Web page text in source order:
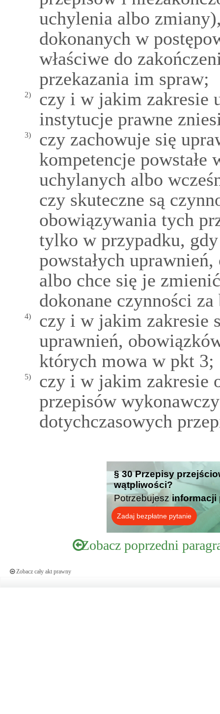
uchylenia albo
dokonanych w
właściwe do
przekazania im spraw;
2)
czy i w jakim zakresie
instytucje prawne
3)
czy zachowuje się
kompetencje powstałe
uchylanych albo
czy skuteczne są
obowiązywania tych
tylko w przypadku,
powstałych
albo chce się je
dokonane czynności za
4)
czy i w jakim zakresie
uprawnień,
których mowa w pkt 3;
5)
czy i w jakim zakresie
przepisów
dotychczasowych
§ 30 Przepisy
wątpliwości?
Potrzebujesz informacji
Zadaj bezpłatne pytanie
Zobacz poprzedni
Zobacz cały akt prawny